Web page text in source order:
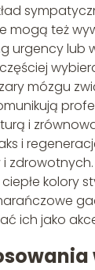
mogą też
urgency lub
mózgu
i
i
zdrowotnych.
ciepłe kolory
ich jako